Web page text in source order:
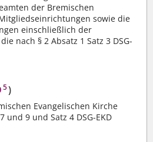
der Bremischen
sowie die
einschließlich der
nach § 2 Absatz 1 Satz 3 DSG-
5)
Evangelischen Kirche
und 9 und Satz 4 DSG-EKD